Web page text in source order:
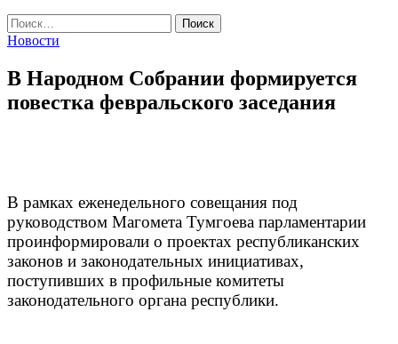
Найти:
Новости
В Народном Собрании формируется
повестка февральского заседания
В рамках еженедельного совещания под
руководством Магомета Тумгоева парламентарии
проинформировали о проектах республиканских
законов и законодательных инициативах,
поступивших в профильные комитеты
законодательного органа республики.